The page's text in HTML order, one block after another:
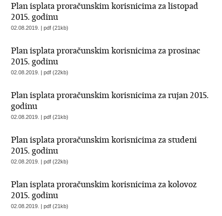
Plan isplata proračunskim korisnicima za listopad
2015. godinu
02.08.2019. | pdf (21kb)
Plan isplata proračunskim korisnicima za prosinac
2015. godinu
02.08.2019. | pdf (22kb)
Plan isplata proračunskim korisnicima za rujan 2015.
godinu
02.08.2019. | pdf (21kb)
Plan isplata proračunskim korisnicima za studeni
2015. godinu
02.08.2019. | pdf (22kb)
Plan isplata proračunskim korisnicima za kolovoz
2015. godinu
02.08.2019. | pdf (21kb)